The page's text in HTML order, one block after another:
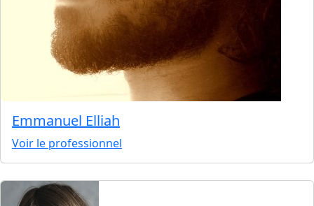
Emmanuel Elliah
Voir le professionnel